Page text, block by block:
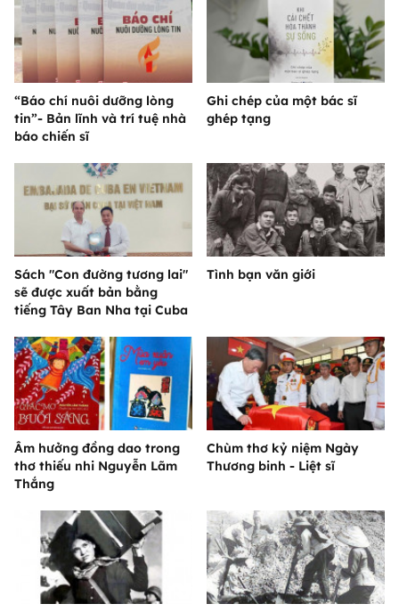
“Báo chí nuôi dưỡng lòng
tin”- Bản lĩnh và trí tuệ nhà
báo chiến sĩ
Ghi chép của một bác sĩ
ghép tạng
Sách "Con đường tương lai"
sẽ được xuất bản bằng
tiếng Tây Ban Nha tại Cuba
Tình bạn văn giới
Âm hưởng đồng dao trong
thơ thiếu nhi Nguyễn Lãm
Thắng
Chùm thơ kỷ niệm Ngày
Thương binh - Liệt sĩ